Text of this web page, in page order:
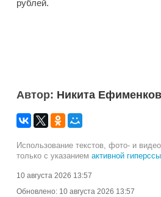
рублей.
Автор: Никита Ефименков
Использование текстов, фото- и
только с указанием активной
10 августа 2026 13:57
Обновлено: 10 августа 2026 13:57